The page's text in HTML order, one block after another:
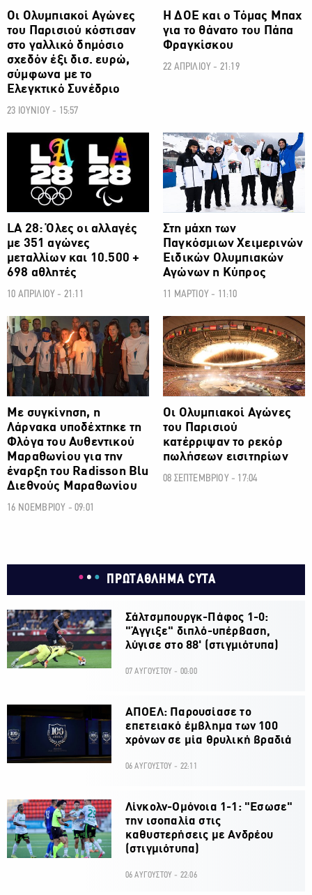
Οι Ολυμπιακοί Αγώνες
του Παρισιού κόστισαν
στο γαλλικό δημόσιο
σχεδόν έξι δισ. ευρώ,
σύμφωνα με το
Ελεγκτικό Συνέδριο
23 ΙΟΥΝΙΟΥ - 15:57
Η ΔΟΕ και ο Τόμας Μπαχ
για το θάνατο του Πάπα
Φραγκίσκου
22 ΑΠΡΙΛΙΟΥ - 21:19
ΟΛΥΜΠΙΑΚΟΙ ΑΓΩΝΕΣ
LA 28: Όλες οι αλλαγές
με 351 αγώνες
μεταλλίων και 10.500 +
698 αθλητές
10 ΑΠΡΙΛΙΟΥ - 21:11
ΟΛΥΜΠΙΑΚΟΙ ΑΓΩΝΕΣ
Στη μάχη των
Παγκόσμιων Χειμερινών
Ειδικών Ολυμπιακών
Αγώνων η Κύπρος
11 ΜΑΡΤΙΟΥ - 11:10
ΟΛΥΜΠΙΑΚΟΙ ΑΓΩΝΕΣ
Με συγκίνηση, η
Λάρνακα υποδέχτηκε τη
Φλόγα του Αυθεντικού
Μαραθωνίου για την
έναρξη του Radisson Blu
Διεθνούς Μαραθωνίου
16 ΝΟΕΜΒΡΙΟΥ - 09:01
ΟΛΥΜΠΙΑΚΟΙ ΑΓΩΝΕΣ
Οι Ολυμπιακοί Αγώνες
του Παρισιού
κατέρριψαν το ρεκόρ
πωλήσεων εισιτηρίων
08 ΣΕΠΤΕΜΒΡΙΟΥ - 17:04
ΠΡΩΤΑΘΛΗΜΑ CYTA
Σάλτσμπουργκ-Πάφος 1-0:
"Άγγιξε" διπλό-υπέρβαση,
λύγισε στο 88' (στιγμιότυπα)
07 ΑΥΓΟΥΣΤΟΥ - 00:00
ΑΠΟΕΛ: Παρουσίασε το
επετειακό έμβλημα των 100
χρόνων σε μία θρυλική βραδιά
06 ΑΥΓΟΥΣΤΟΥ - 22:11
Λίνκολν-Ομόνοια 1-1: "Εσωσε"
την ισοπαλία στις
καθυστερήσεις με Ανδρέου
(στιγμιότυπα)
06 ΑΥΓΟΥΣΤΟΥ - 22:06